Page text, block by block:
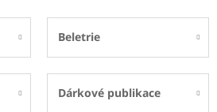
Beletrie
Dárkové publikace